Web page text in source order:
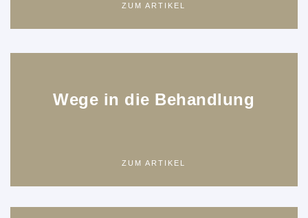
ZUM ARTIKEL
Wege in die Behandlung
ZUM ARTIKEL